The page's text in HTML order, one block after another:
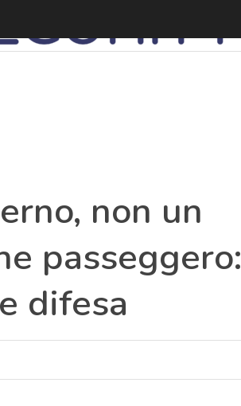
non un
passeggero:
difesa